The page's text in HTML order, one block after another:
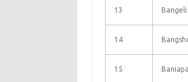
13 Bangeli
14
15